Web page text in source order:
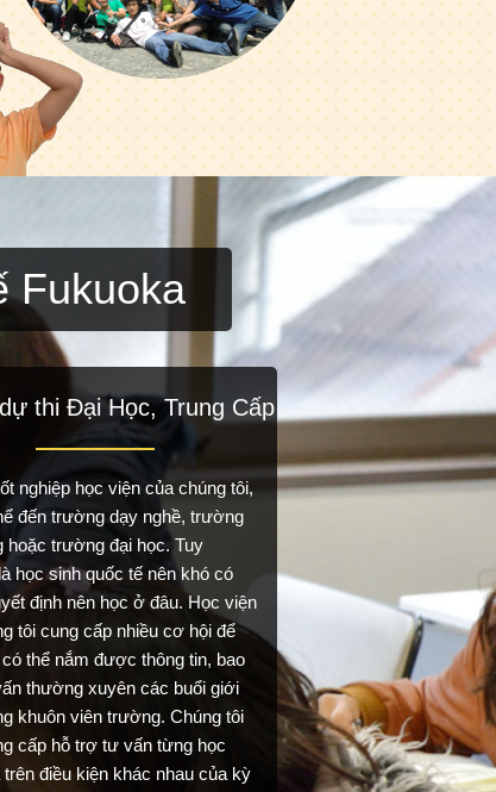
Fukuoka
thi Đại Học, Trung Cấp
nghiệp học viện của chúng tôi,
đến trường dạy nghề, trường
hoặc trường đại học. Tuy
học sinh quốc tế nên khó có
định nên học ở đâu. Học viện
tôi cung cấp nhiều cơ hội để
thể nắm được thông tin, bao
thường xuyên các buổi giới
khuôn viên trường. Chúng tôi
cấp hỗ trợ tư vấn từng học
điều kiện khác nhau của kỳ